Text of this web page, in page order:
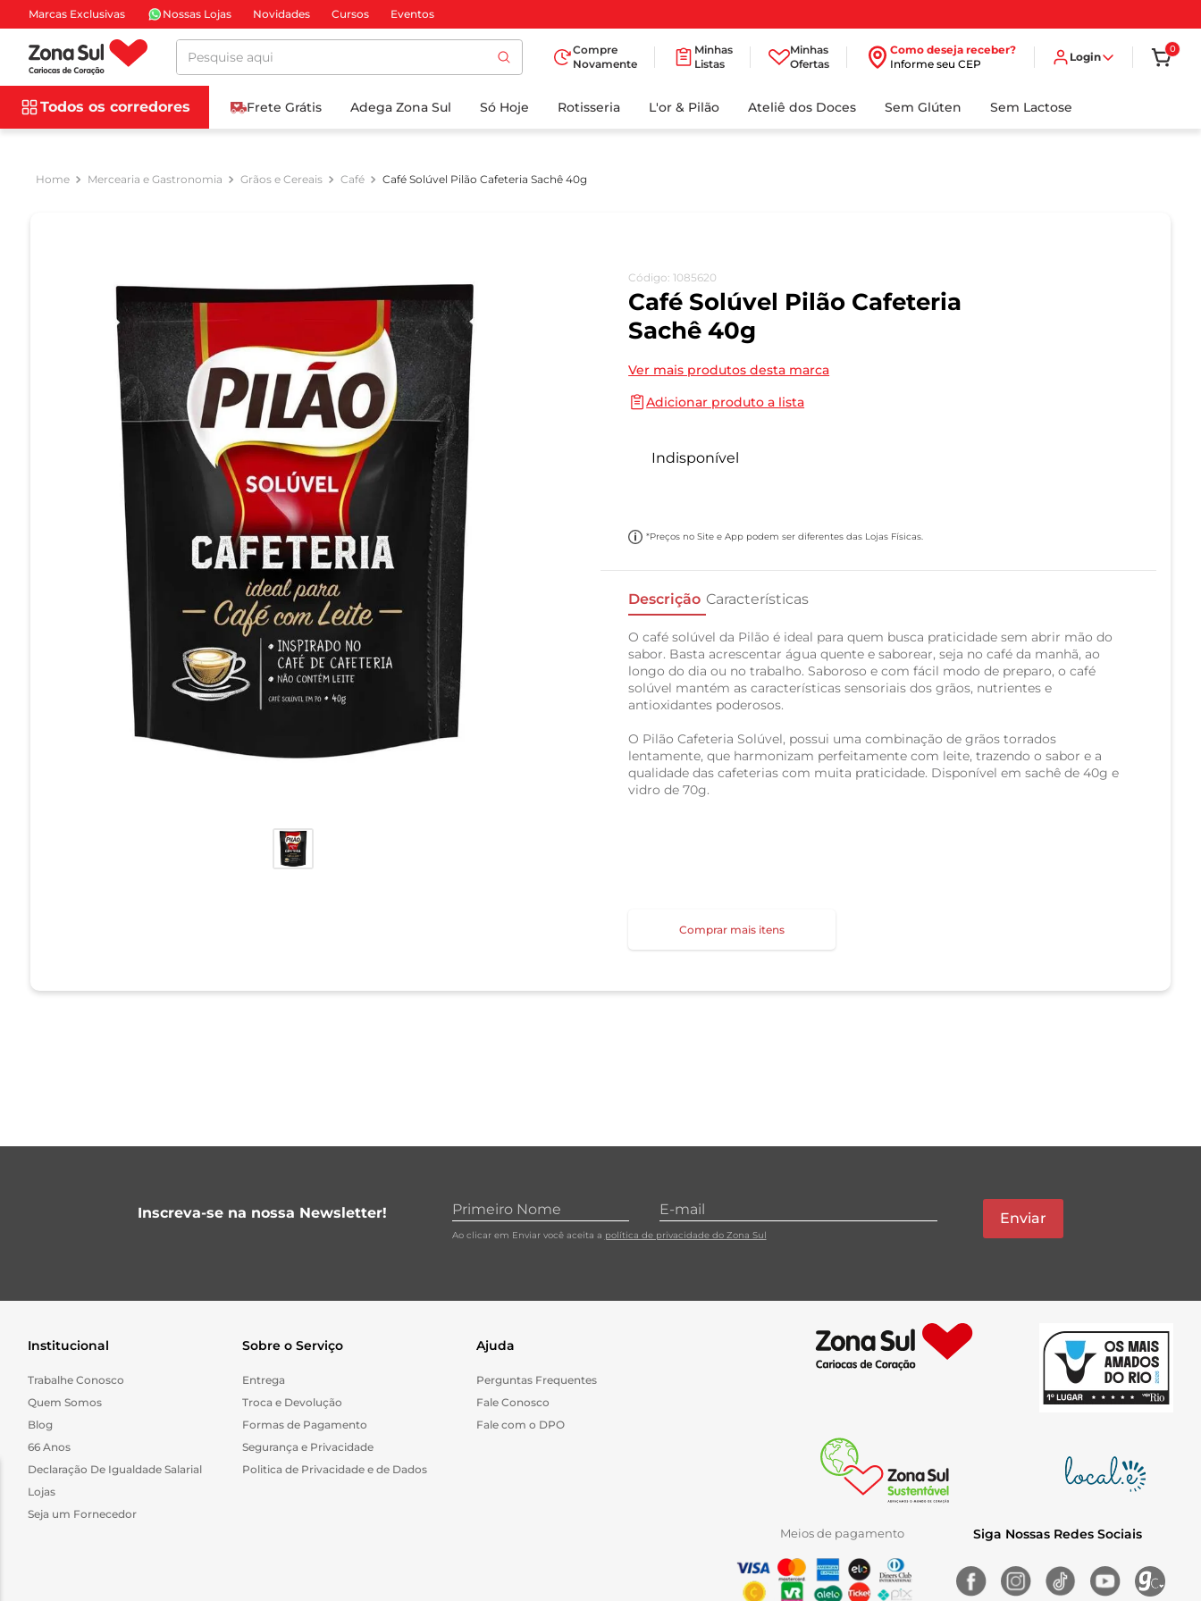
Marcas Exclusivas Nossas Lojas Novidades Cursos Eventos
Pesquise aqui
Compre
Novamente
Minhas
Listas
Minhas
Ofertas
Como deseja receber?
Informe seu CEP
Login
0
Todos os corredores Frete Grátis Adega Zona Sul Só Hoje Rotisseria L'or & Pilão Ateliê dos Doces Sem Glúten Sem Lactose
Mercearia e Gastronomia Grãos e Cereais Café Café Solúvel Pilão Cafeteria Sachê 40g
Código: 1085620
Café Solúvel Pilão Cafeteria
Sachê 40g
Ver mais produtos desta marca
Adicionar produto a lista
Indisponível
*Preços no Site e App podem ser diferentes das Lojas Físicas.
Descrição Características
O café solúvel da Pilão é ideal para quem busca praticidade sem abrir mão do
sabor. Basta acrescentar água quente e saborear, seja no café da manhã, ao
longo do dia ou no trabalho. Saboroso e com fácil modo de preparo, o café
solúvel mantém as características sensoriais dos grãos, nutrientes e
antioxidantes poderosos.
O Pilão Cafeteria Solúvel, possui uma combinação de grãos torrados
lentamente, que harmonizam perfeitamente com leite, trazendo o sabor e a
qualidade das cafeterias com muita praticidade. Disponível em sachê de 40g e
vidro de 70g.
Comprar mais itens
Inscreva-se na nossa Newsletter!
Ao clicar em Enviar você aceita a política de privacidade do Zona Sul
Enviar
Institucional
Trabalhe Conosco
Quem Somos
Blog
66 Anos
Declaração De Igualdade Salarial
Lojas
Seja um Fornecedor
Sobre o Serviço
Entrega
Troca e Devolução
Formas de Pagamento
Segurança e Privacidade
Politica de Privacidade e de Dados
Ajuda
Perguntas Frequentes
Fale Conosco
Fale com o DPO
Meios de pagamento Siga Nossas Redes Sociais
BUSCADOS